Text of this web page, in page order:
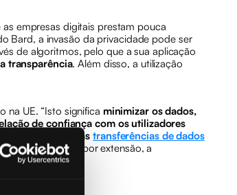
empresas digitais prestam pouca
Bard, a invasão da privacidade pode ser
de algoritmos, pelo que a sua aplicação
transparência. Além disso, a utilização
na UE. “Isto significa minimizar os dados,
de confiança com os utilizadores
decisão sobre astransferências de dados
pessoais e, por extensão, a